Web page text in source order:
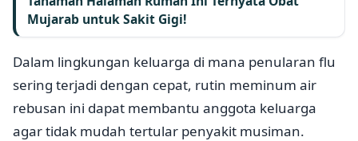
Mujarab untuk Sakit Gigi!
Dalam lingkungan keluarga di mana penularan flu
sering terjadi dengan cepat, rutin meminum air
rebusan ini dapat membantu anggota keluarga
agar tidak mudah tertular penyakit musiman.